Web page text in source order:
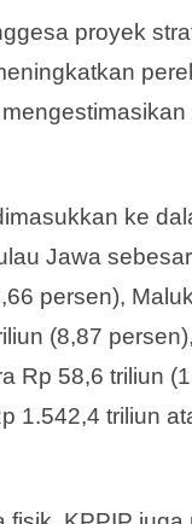
proyek
ke
Jawa
persen),
(8,87
Rp 58,6 triliun
1.542,4 triliun